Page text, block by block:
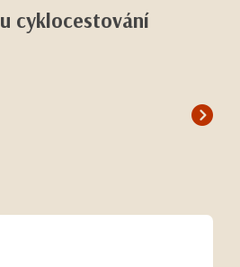
cyklocestování